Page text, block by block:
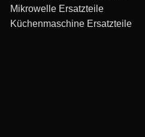
Mikrowelle Ersatzteile
Küchenmaschine Ersatzteile